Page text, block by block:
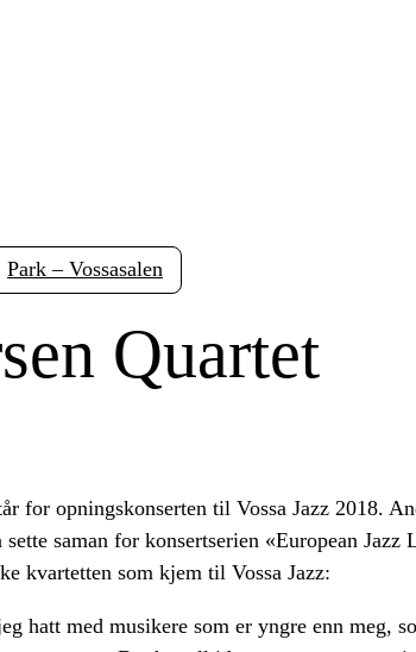
Park – Vossasalen
Quartet
for opningskonserten til Vossa Jazz 2018.
saman for konsertserien «European
kvartetten som kjem til Vossa Jazz:
hatt med musikere som er yngre enn